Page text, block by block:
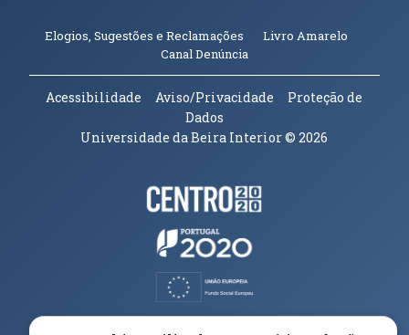
Elogios, Sugestões e Reclamações Livro Amarelo
Canal Denúncia(abre em nova janela)
Acessibilidade Aviso/Privacidade
Proteção de
Dados
Universidade da Beira Interior© 2026
Parceiros e Financiadores